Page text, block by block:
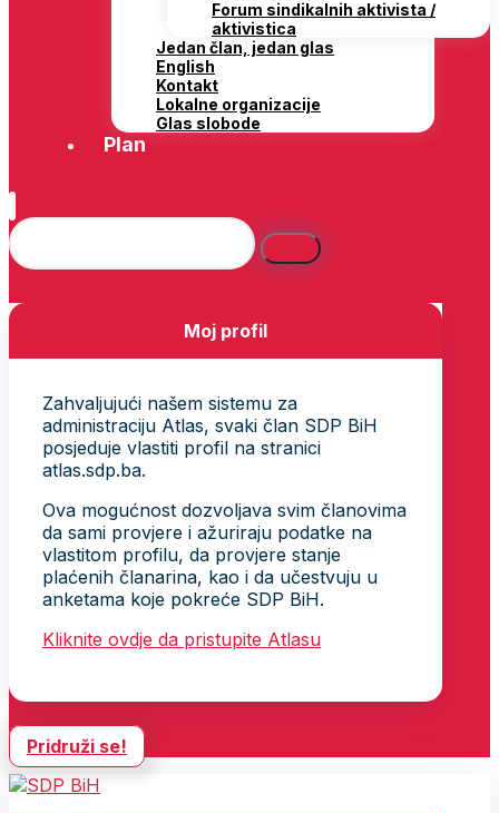
Forum sindikalnih aktivista /
aktivistica
Jedan član, jedan glas
English
Kontakt
Lokalne organizacije
Glas slobode
Plan
Moj profil
Zahvaljujući našem sistemu za
administraciju Atlas, svaki član SDP BiH
posjeduje vlastiti profil na stranici
atlas.sdp.ba.
Ova mogućnost dozvoljava svim članovima
da sami provjere i ažuriraju podatke na
vlastitom profilu, da provjere stanje
plaćenih članarina, kao i da učestvuju u
anketama koje pokreće SDP BiH.
Kliknite ovdje da pristupite Atlasu
Pridruži se!